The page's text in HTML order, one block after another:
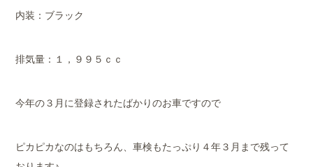
内装：ブラック
排気量：１，９９５ｃｃ
今年の３月に登録されたばかりのお車ですので
ピカピカなのはもちろん、車検もたっぷり４年３月まで残って